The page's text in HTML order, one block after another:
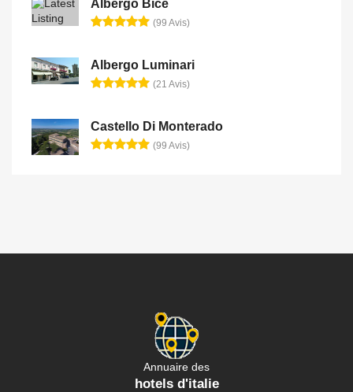
Albergo Bice
(99 Avis)
Albergo Luminari
(21 Avis)
Castello Di Monterado
(99 Avis)
Annuaire des
hotels d'italie